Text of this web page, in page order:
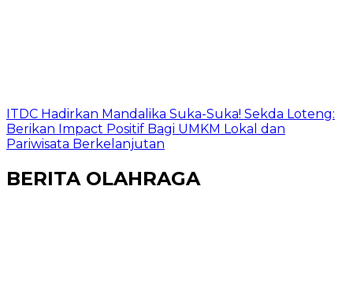
ITDC Hadirkan Mandalika Suka-Suka! Sekda Loteng:
Berikan Impact Positif Bagi UMKM Lokal dan
Pariwisata Berkelanjutan
BERITA OLAHRAGA